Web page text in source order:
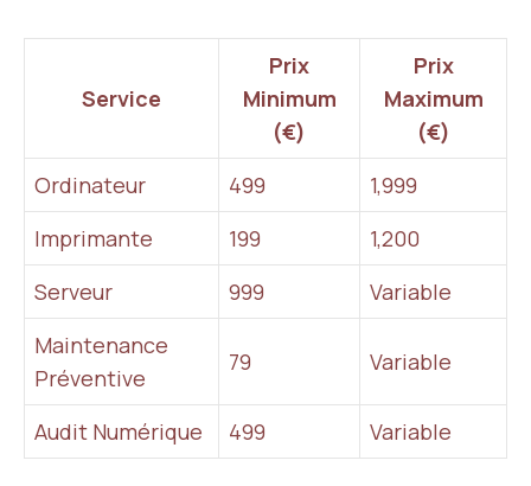
Service
Prix
Minimum
(€)
Prix
Maximum
(€)
Ordinateur
499
1,999
Imprimante
199
1,200
Serveur
999
Variable
Maintenance
Préventive
79 Variable
Audit Numérique 499 Variable